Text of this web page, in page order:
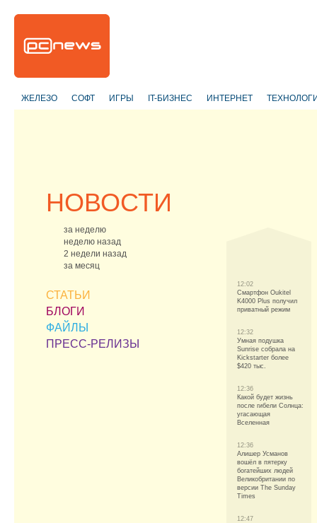
ЖЕЛЕЗО СОФТ ИГРЫ IT-БИЗНЕС ИНТЕРНЕТ
НОВОСТИ
за неделю
неделю назад
2 недели назад
за месяц
СТАТЬИ
БЛОГИ
ФАЙЛЫ
ПРЕСС-РЕЛИЗЫ
12:02
Смартфон Oukitel
K4000 Plus получил
приватный режим
12:32
Умная подушка
Sunrise собрала на
Kickstarter более
$420 тыс.
12:36
Какой будет жизнь
после гибели Солнца:
угасающая
Вселенная
12:36
Алишер Усманов
вошёл в пятерку
богатейших людей
Великобритании по
версии The Sunday
Times
12:47